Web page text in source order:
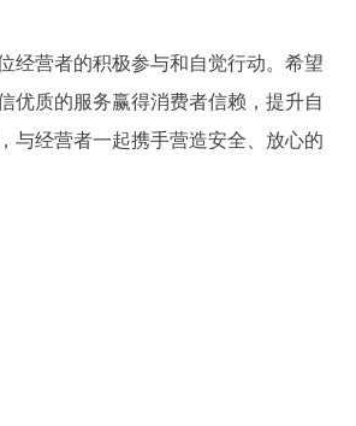
经营者的积极参与和自觉行动。希望
优质的服务赢得消费者信赖，提升自
与经营者一起携手营造安全、放心的